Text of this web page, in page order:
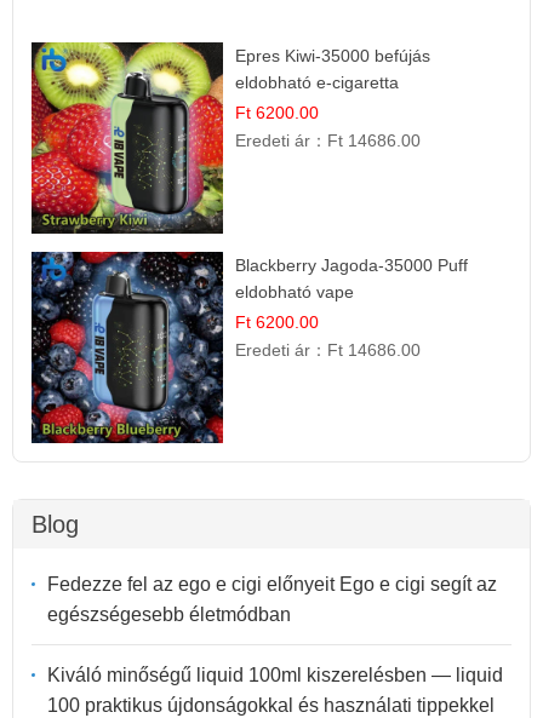
Epres Kiwi-35000 befújás
eldobható e-cigaretta
Ft 6200.00
Eredeti ár： Ft 14686.00
Blackberry Jagoda-35000 Puff
eldobható vape
Ft 6200.00
Eredeti ár： Ft 14686.00
Blog
Fedezze fel az ego e cigi előnyeit Ego e cigi segít az
egészségesebb életmódban
Kiváló minőségű liquid 100ml kiszerelésben — liquid
100 praktikus újdonságokkal és használati tippekkel